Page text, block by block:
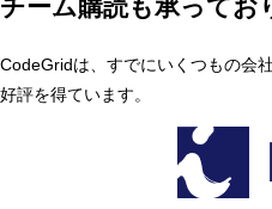
チーム購読も承ってお
CodeGridは、すでにいくつもの会
好評を得ています。